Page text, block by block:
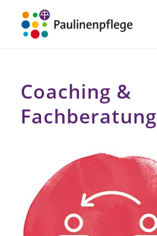
Coaching &
Fachberatung